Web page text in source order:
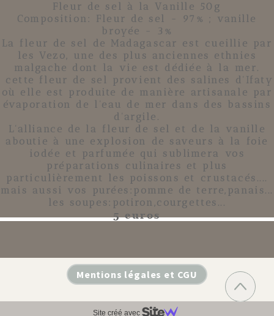
Fleur de sel à la Vanille 50g
Composition: Fleur de sel - 97% ;
vanille
broyée - 3%
La fleur de sel de Madagascar est cueillie par
les Vezo, une des plus anciennes ethnies
malgache dont la vie est dédiée à la mer.
cette fleur de sel
provient des salines d'Ifaty
où elle est produite de manière artisanale par
évaporation de l'eau de mer dans des bassins
d'argile.
L'alliance de la fleur de sel et de la
vanille
aboutie à une explosion de saveurs à la foie
iodée et parfumée qui sublimera vos
préparations culinaires et plus
particulièrement les poissons et crustacés....
mais aussi vos purées:pomme de terre,panais...
les soupes:potiron,courgettes...
5 euros
Mentions légales et CGU
Site créé avec